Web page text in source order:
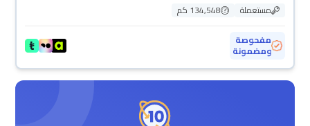
مستعملة
134,548 كم
مفحوصة
ومضمونة